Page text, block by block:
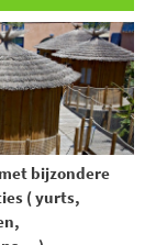
bijzondere
( yurts,